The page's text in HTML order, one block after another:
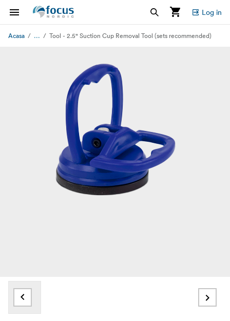
Log in
Acasa ... Tool - 2.5" Suction Cup Removal Tool (sets recommended)